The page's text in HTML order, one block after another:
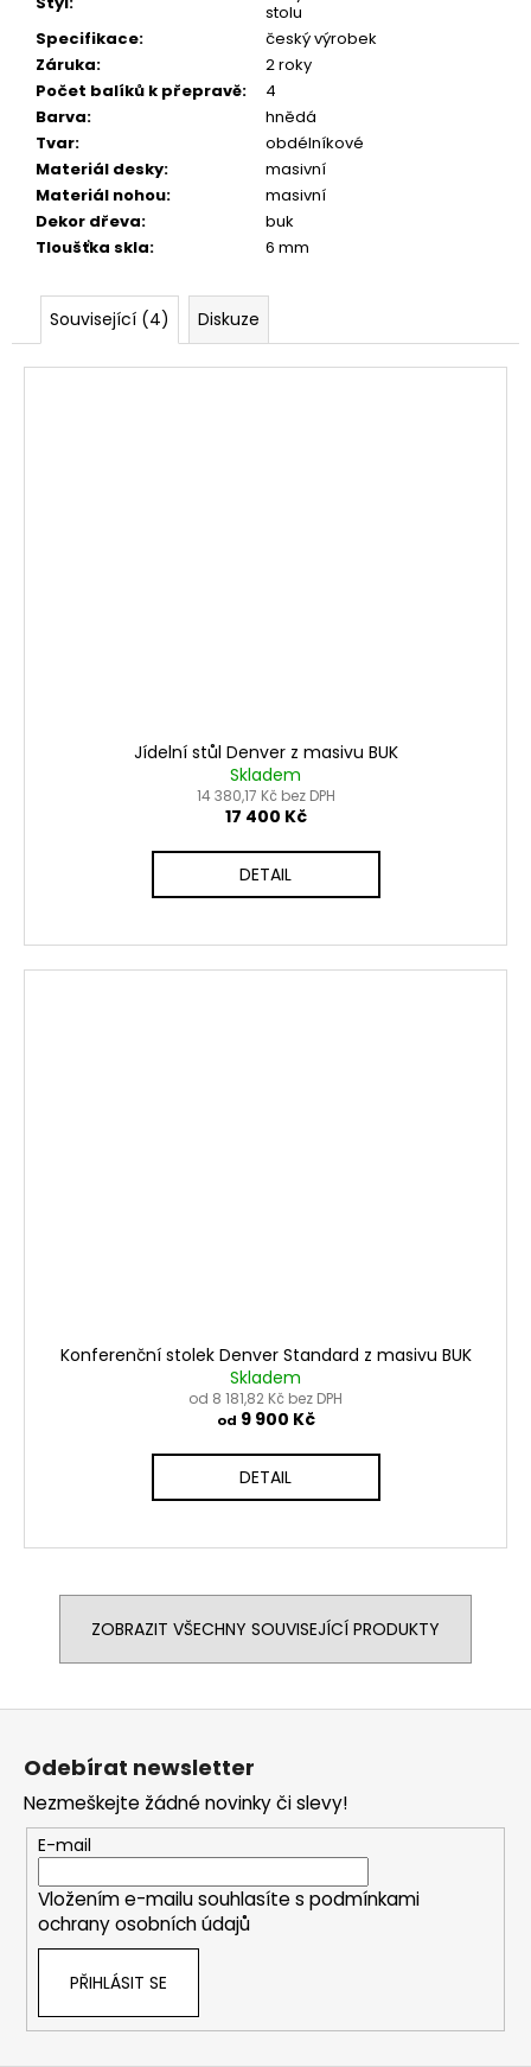
stolu
Specifikace:
český výrobek
Záruka:
2 roky
Počet balíků k přepravě:
4
Barva:
hnědá
Tvar:
obdélníkové
Materiál desky:
masivní
Materiál nohou:
masivní
Dekor dřeva:
buk
Tloušťka skla: 6 mm
Související (4) Diskuze
Jídelní stůl Denver z masivu BUK
Skladem
14 380,17 Kč bez DPH
17 400 Kč
DETAIL
Konferenční stolek Denver Standard z masivu BUK
Skladem
od 8 181,82 Kč bez DPH
od 9 900 Kč
DETAIL
ZOBRAZIT VŠECHNY SOUVISEJÍCÍ PRODUKTY
Odebírat newsletter
Nezmeškejte žádné novinky či slevy!
E-mail
Vložením e-mailu souhlasíte s podmínkami
ochrany osobních údajů
PŘIHLÁSIT SE